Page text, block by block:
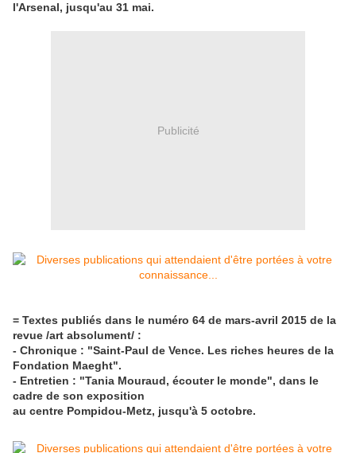
l'Arsenal, jusqu'au 31 mai.
Publicité
= Textes publiés dans le numéro 64 de mars-avril 2015 de la
revue /art absolument/ :
- Chronique : "Saint-Paul de Vence. Les riches heures de la
Fondation Maeght".
- Entretien : "Tania Mouraud, écouter le monde", dans le
cadre de son exposition
au centre Pompidou-Metz, jusqu'à 5 octobre.